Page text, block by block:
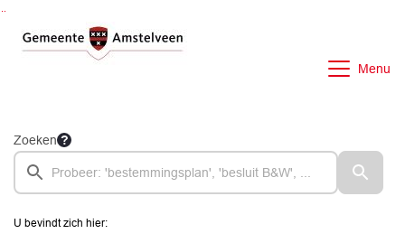
Menu
Zoeken
U bevindt zich hier: